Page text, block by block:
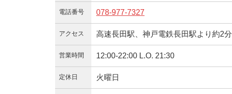
電話番号 078-977-7327
アクセス 高速長田駅、神戸電鉄長田駅より約2分
営業時間 12:00-22:00 L.O. 21:30
定休日 火曜日